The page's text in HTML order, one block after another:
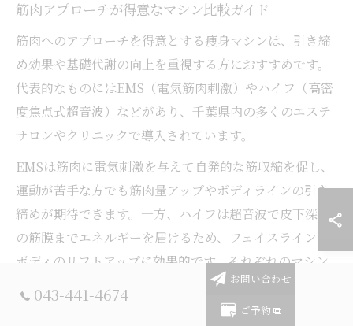
筋肉アプローチが得意なマシン比較ガイド
筋肉へのアプローチを得意とする痩身マシンは、引き締
め効果や基礎代謝の向上を重視する方におすすめです。
代表的なものにはEMS（電気筋肉刺激）やハイフ（高密
度焦点式超音波）などがあり、千葉県内の多くのエステ
サロンやクリニックで導入されています。
EMSは筋肉に電気刺激を与えて自発的な筋収縮を促し、
運動が苦手な方でも筋肉量アップやボディラインの引き
締めが期待できます。一方、ハイフは超音波で皮下深層
の筋膜までエネルギーを届けるため、フェイスラインや
ボディのリフトアップに効果的です。それぞれのマシン
には、刺激の強さや施術時間、アフターケアの違いがあ
るため、ライフスタイルや目標に合わせて選ぶことがポ
043-441-4674
お問い合わせ
ご予約